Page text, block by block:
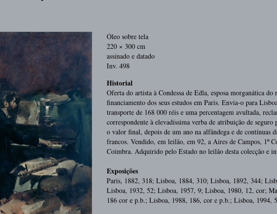
Óleo sobre tela
220 × 300 cm
assinado e datado
Inv. 498
Historial
Oferta do artista à Condessa de Edla, esposa morganática
financiamento dos seus estudos em Paris. Envia-o para
transporte de 168 000 réis e uma percentagem avultada,
correspondente à elevadíssima verba de atribuição de
o valor final, depois de um ano na alfândega e de contínuas
francos. Vendido, em leilão, em 92, a Aires de Campos, 1º
Coimbra. Adquirido pelo Estado no leilão desta colecção e
Exposições
Paris, 1882, 318; Lisboa, 1884, 310; Lisboa, 1892, 344;
Lisboa, 1932, 52; Lisboa, 1957, 9; Lisboa, 1980, 12, cor;
186 cor e p.b.; Lisboa, 1988, 186, cor e p.b.; Lisboa, 1994,